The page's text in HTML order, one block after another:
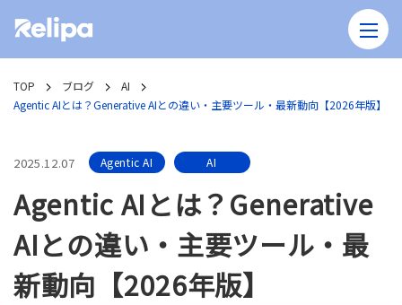
TOP ブログ
AI
Agentic AIとは？Generative AIとの違い・主要ツール・最新動向【2026年版】
2025.12.07 Agentic AI AI
Agentic AIとは？Generative
AIとの違い・主要ツール・最
新動向【2026年版】